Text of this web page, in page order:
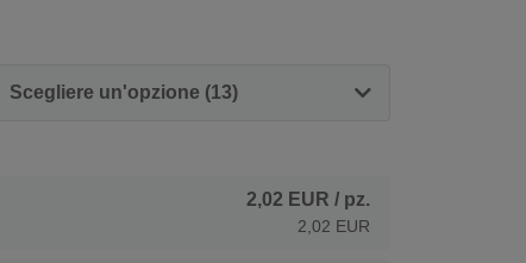
Scegliere un'opzione (13)
2,02 EUR / pz.
2,02 EUR